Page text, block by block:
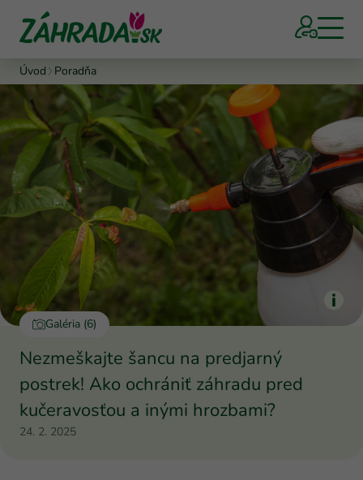
Úvod Poradňa
Galéria (6)
Nezmeškajte šancu na predjarný
postrek! Ako ochrániť záhradu pred
kučeravosťou a inými hrozbami?
24. 2. 2025